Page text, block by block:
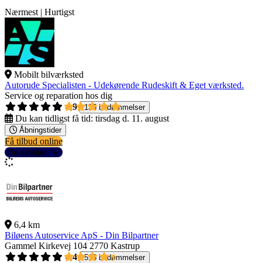
Nærmest | Hurtigst
Mobilt bilværksted
Autorude Specialisten - Udekørende Rudeskift & Eget værksted.
Service og reparation hos dig
4,9
135 bedømmelser
Du kan tidligst få tid: tirsdag d. 11. august
Åbningstider
Få tilbud online
Se detaljer
6,4 km
Biløens Autoservice ApS - Din Bilpartner
Gammel Kirkevej 104 2770 Kastrup
4,4
518 bedømmelser